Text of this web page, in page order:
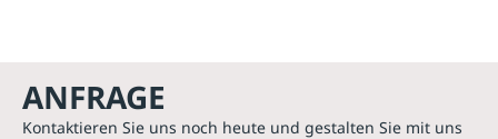
ANFRAGE
Kontaktieren Sie uns noch heute und gestalten Sie mit uns